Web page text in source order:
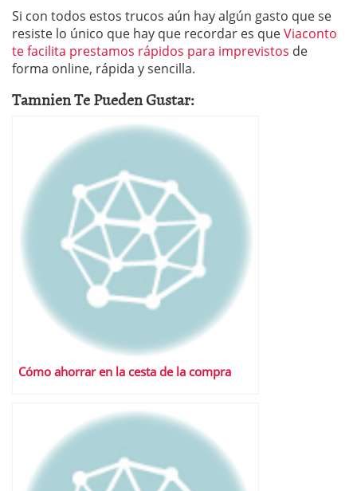
Si con todos estos trucos aún hay algún gasto que se
resiste lo único que hay que recordar es queViaconto
te facilita prestamos rápidos para imprevistos de
forma online, rápida y sencilla.
Tamnien Te Pueden Gustar:
Cómo ahorrar en la cesta de la compra